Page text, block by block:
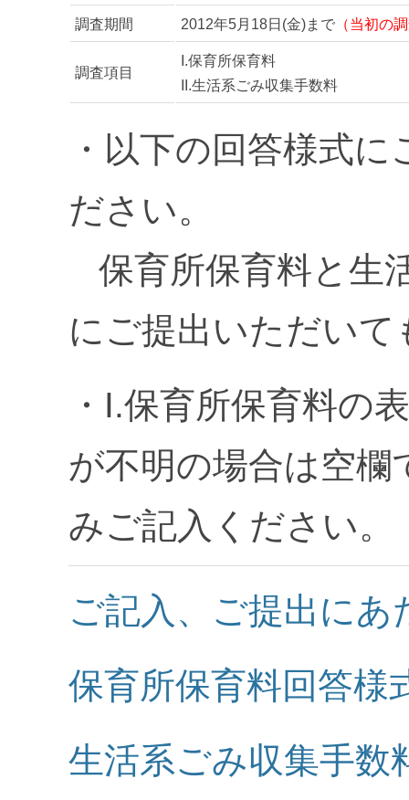
調査期間 2012年5月18日(金)まで （当初の
調査項目
I.保育所保育料
II.生活系ごみ収集手数料
・以下の回答様式
ださい。
保育所保育料と生
にご提出いただい
・I.保育所保育料の
が不明の場合は空
みご記入ください。
ご記入、ご提出に
保育所保育料回答様
生活系ごみ収集手数